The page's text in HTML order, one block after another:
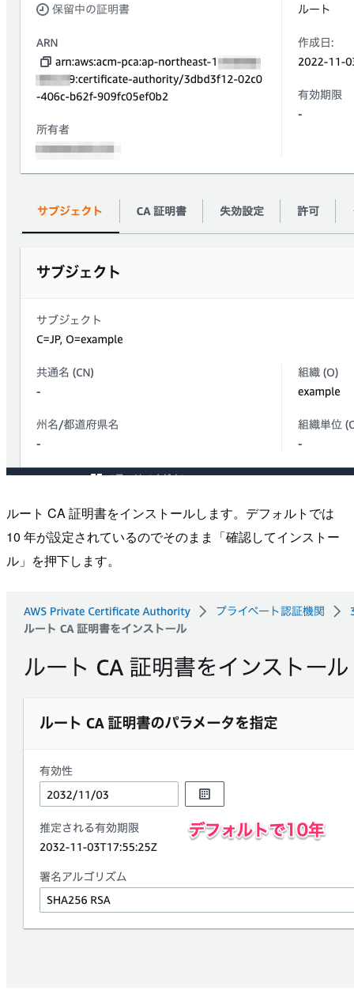
ルート CA 証明書をインストールします。デフォルトでは
10 年が設定されているのでそのまま「確認してインストー
ル」を押下します。